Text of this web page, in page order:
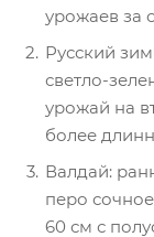
урожаев за
Русский
светло-
урожай на
более
Валдай:
перо
60 см с